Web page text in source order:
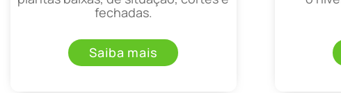
fechadas.
Saiba mais